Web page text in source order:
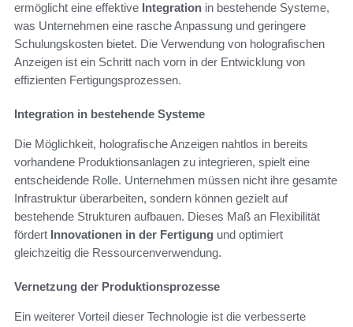
ermöglicht eine effektive Integration in bestehende Systeme,
was Unternehmen eine rasche Anpassung und geringere
Schulungskosten bietet. Die Verwendung von holografischen
Anzeigen ist ein Schritt nach vorn in der Entwicklung von
effizienten Fertigungsprozessen.
Integration in bestehende Systeme
Die Möglichkeit, holografische Anzeigen nahtlos in bereits
vorhandene Produktionsanlagen zu integrieren, spielt eine
entscheidende Rolle. Unternehmen müssen nicht ihre gesamte
Infrastruktur überarbeiten, sondern können gezielt auf
bestehende Strukturen aufbauen. Dieses Maß an Flexibilität
fördert Innovationen in der Fertigung und optimiert
gleichzeitig die Ressourcenverwendung.
Vernetzung der Produktionsprozesse
Ein weiterer Vorteil dieser Technologie ist die verbesserte